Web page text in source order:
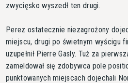
zwycięsko wyszedł ten drugi.
Perez ostatecznie niezagrożony
miejscu, drugi po świetnym wyścigu
uzupełnił Pierre Gasly. Tuż za
zameldował się zdobywca pole
punktowanych miejscach dojechali